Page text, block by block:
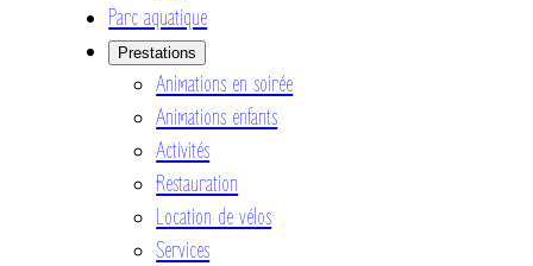
Parc aquatique
Prestations
Animations en soirée
Animations enfants
Activités
Restauration
Location de vélos
Services